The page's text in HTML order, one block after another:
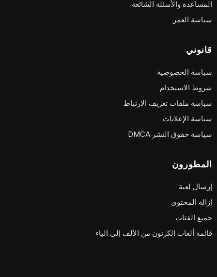
المساعدة والأسئلة الشائعة
سياسة العمر
قانوني
سياسة الخصوصية
شروط الاستخدام
سياسة ملفات تعريف الارتباط
سياسة الإعلانات
سياسة حقوق النشر DMCA
المطورون
إرسال لعبة
إزالة المحتوى
جميع الفئات
قائمة ألعاب الكرتون من الألف إلى الياء